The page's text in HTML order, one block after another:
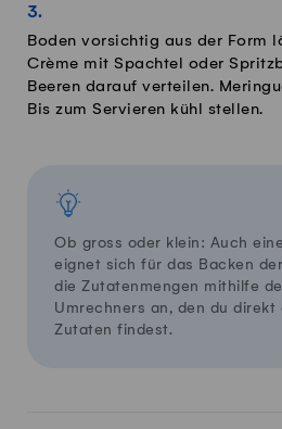
Boden vorsichtig aus der Form
Crème mit Spachtel oder
Beeren darauf verteilen.
Bis zum Servieren kühl stellen.
Ob gross oder klein: Auch
eignet sich für das Backen
die Zutatenmengen mithilfe
Umrechners an, den du direkt
Zutaten findest.